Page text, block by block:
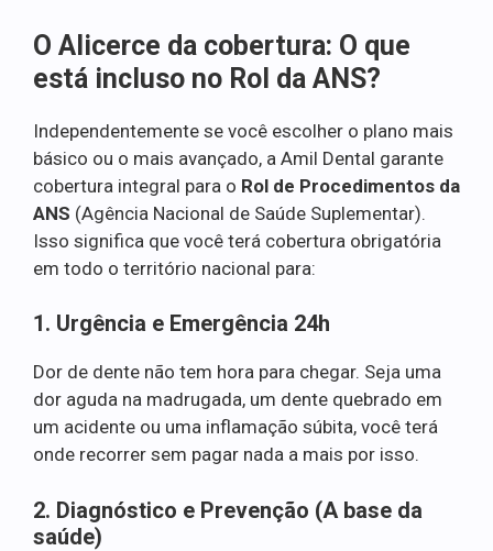
O Alicerce da cobertura: O que
está incluso no Rol da ANS?
Independentemente se você escolher o plano mais
básico ou o mais avançado, a Amil Dental garante
cobertura integral para o Rol de Procedimentos da
ANS (Agência Nacional de Saúde Suplementar).
Isso significa que você terá cobertura obrigatória
em todo o território nacional para:
1. Urgência e Emergência 24h
Dor de dente não tem hora para chegar. Seja uma
dor aguda na madrugada, um dente quebrado em
um acidente ou uma inflamação súbita, você terá
onde recorrer sem pagar nada a mais por isso.
2. Diagnóstico e Prevenção (A base da
saúde)